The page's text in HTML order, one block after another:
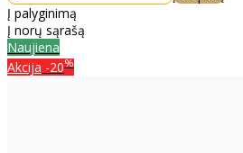
Į palyginimą
Į norų sąrašą
Naujiena
Akcija -20%